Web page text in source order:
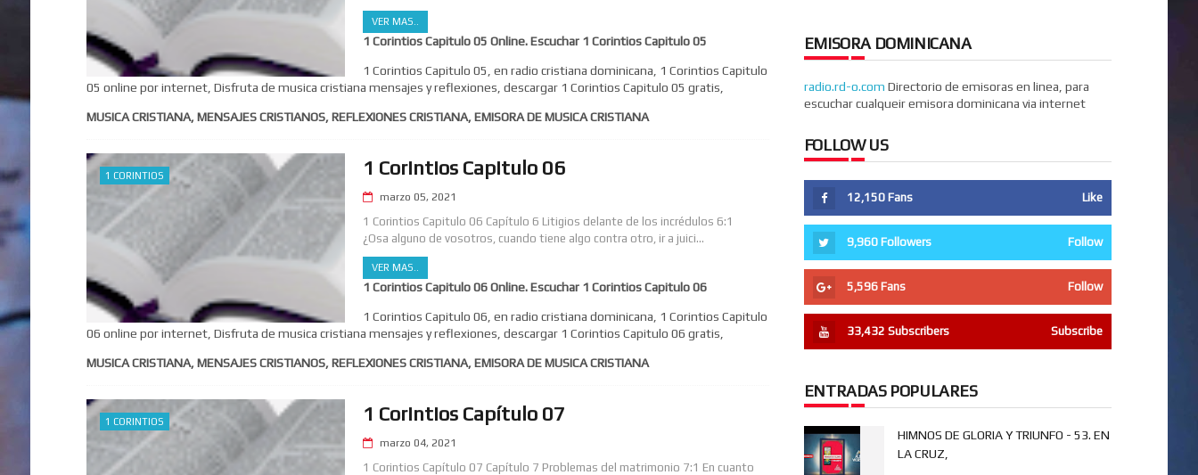
VER MAS..
1 Corintios Capitulo 05 Online. Escuchar 1 Corintios Capitulo 05
1 Corintios Capitulo 05, en radio cristiana dominicana, 1 Corintios Capitulo
05 online por internet, Disfruta de musica cristiana mensajes y reflexiones, descargar 1 Corintios Capitulo 05 gratis,
MUSICA CRISTIANA, MENSAJES CRISTIANOS, REFLEXIONES CRISTIANA, EMISORA DE MUSICA CRISTIANA
1 CORINTIOS 1 Corintios Capitulo 06
marzo 05, 2021
1 Corintios Capitulo 06 Capítulo 6 Litigios delante de los incrédulos 6:1
¿Osa alguno de vosotros, cuando tiene algo contra otro, ir a juici...
VER MAS..
1 Corintios Capitulo 06 Online. Escuchar 1 Corintios Capitulo 06
1 Corintios Capitulo 06, en radio cristiana dominicana, 1 Corintios Capitulo
06 online por internet, Disfruta de musica cristiana mensajes y reflexiones, descargar 1 Corintios Capitulo 06 gratis,
MUSICA CRISTIANA, MENSAJES CRISTIANOS, REFLEXIONES CRISTIANA, EMISORA DE MUSICA CRISTIANA
1 CORINTIOS 1 Corintios Capítulo 07
marzo 04, 2021
1 Corintios Capítulo 07 Capítulo 7 Problemas del matrimonio 7:1 En cuanto
EMISORA DOMINICANA
radio.rd-o.com Directorio de emisoras en linea, para
escuchar cualqueir emisora dominicana via internet
FOLLOW US
12,150 Fans Like
9,960 Followers Follow
5,596 Fans Follow
33,432 Subscribers Subscribe
ENTRADAS POPULARES
HIMNOS DE GLORIA Y TRIUNFO - 53. EN
LA CRUZ,